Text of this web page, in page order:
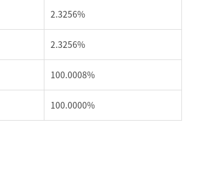
2.3256%
2.3256%
100.0008%
100.0000%